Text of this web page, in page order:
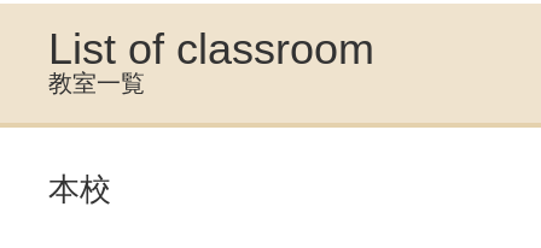
List of classroom
教室一覧
本校